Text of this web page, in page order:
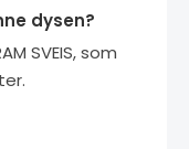
dysen?
SVEIS, som